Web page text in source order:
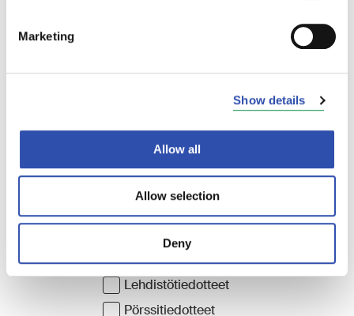
Marketing
Show details
Allow all
Allow selection
Deny